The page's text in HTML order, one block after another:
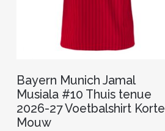
Bayern Munich Jamal
Musiala #10 Thuis tenue
2026-27 Voetbalshirt Korte
Mouw